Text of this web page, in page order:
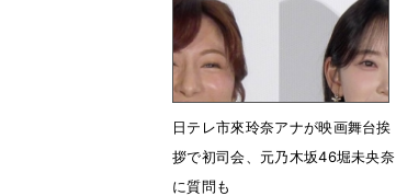
7月24日 22時38分
日テレ市來玲奈アナが映画舞台挨
拶で初司会、元乃木坂46堀未央奈
に質問も